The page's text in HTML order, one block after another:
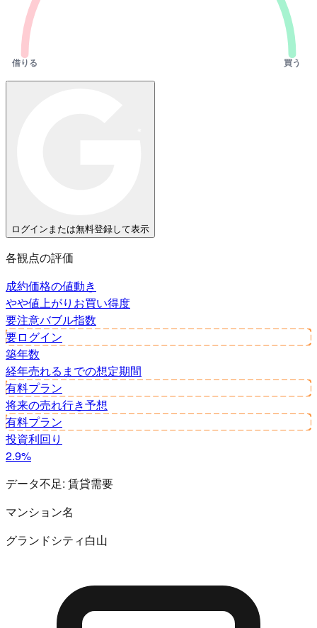
借りる 買う
ログインまたは無料登録して表示
各観点の評価
成約価格の値動き
やや値上がり お買い得度
要注意バブル指数
要ログイン
築年数
経年売れるまでの想定期間
有料プラン
将来の売れ行き予想
有料プラン
投資利回り
2.9%
データ不足: 賃貸需要
マンション名
グランドシティ白山